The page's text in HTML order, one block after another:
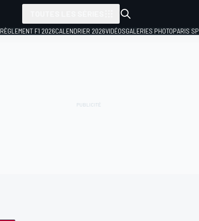
RÈGLEMENT F1 2026CALENDRIER 2026VIDÉOSGALERIES PHOTOPARIS